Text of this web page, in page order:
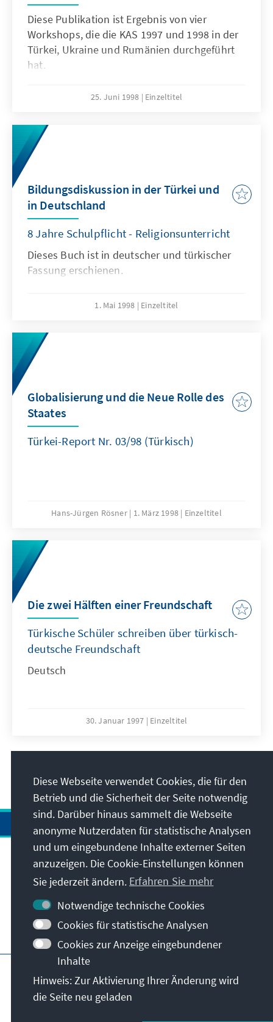
Diese Publikation ist Ergebnis von vier
Workshops, die die KAS 1997 und 1998 in der
Türkei, Ukraine und Rumänien durchgeführt
hat.
25. Juni 1998 Einzeltitel
Bildungsdiskussion in der Türkei und
in Deutschland
8 Jahre Schulpflicht - Religionsunterricht
Dieses Buch ist in deutscher und türkischer
Fassung erschienen.
1. Mai 1998 Einzeltitel
Globalisierung und die Neue Rolle des
Staates
Türkei-Report Nr. 03/98 (Türkisch)
Hans-Jürgen Rösner 1. März 1998 Einzeltitel
Die zwei Hälften einer Freundschaft
Türkische Schüler schreiben über türkisch-
deutsche Freundschaft
Deutsch
30. Januar 1997 Einzeltitel
Anschrift
Kontakt
Besuchen Sie auch
Hauptseite der KAS
Nutzungsbedingungen
Erklärung zur Barrierefreiheit
Diese Webseite verwendet Cookies, die für den
Betrieb und die Sicherheit der Seite notwendig
sind. Darüber hinaus sammelt die Webseite
anonyme Nutzerdaten für statistische Analysen
und um eingebundene Inhalte externer Seiten
anzuzeigen. Die Cookie-Einstellungen können
Sie jederzeit ändern. Erfahren Sie mehr
Notwendige technische Cookies
Cookies für statistische Analysen
Cookies zur Anzeige eingebundener
Inhalte
Hinweis: Zur Aktivierung Ihrer Änderung wird
die Seite neu geladen